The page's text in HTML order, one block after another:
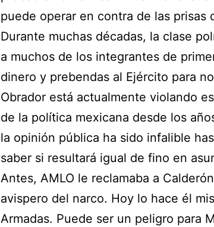
puede operar en contra de las prisas
Durante muchas décadas, la clase
a muchos de los integrantes de
dinero y prebendas al Ejército para
Obrador está actualmente violando
de la política mexicana desde los
la opinión pública ha sido infalible
saber si resultará igual de fino en
Antes, AMLO le reclamaba a
avispero del narco. Hoy lo hace él
Armadas. Puede ser un peligro para